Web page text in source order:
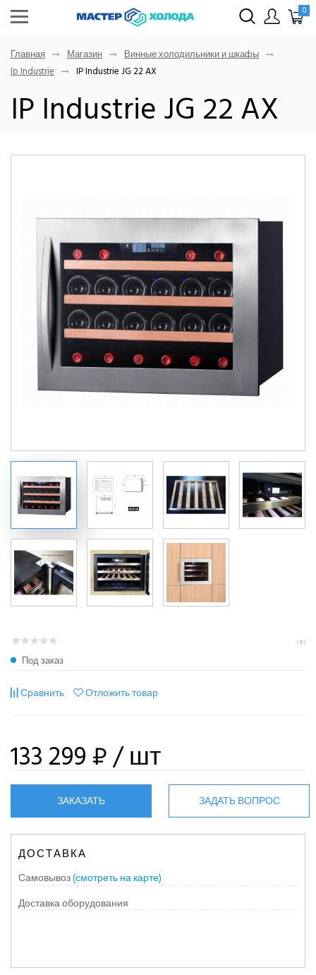
0
Главная Магазин
Винные холодильники и шкафы
Ip Industrie
IP Industrie JG 22 AX
IP Industrie JG 22 AX
( 0 )
Под заказ
Сравнить Отложить товар
133 299 ₽/ шт
ЗАКАЗАТЬ ЗАДАТЬ ВОПРОС
ДОСТАВКА
Самовывоз(смотреть на карте)
Доставка оборудования